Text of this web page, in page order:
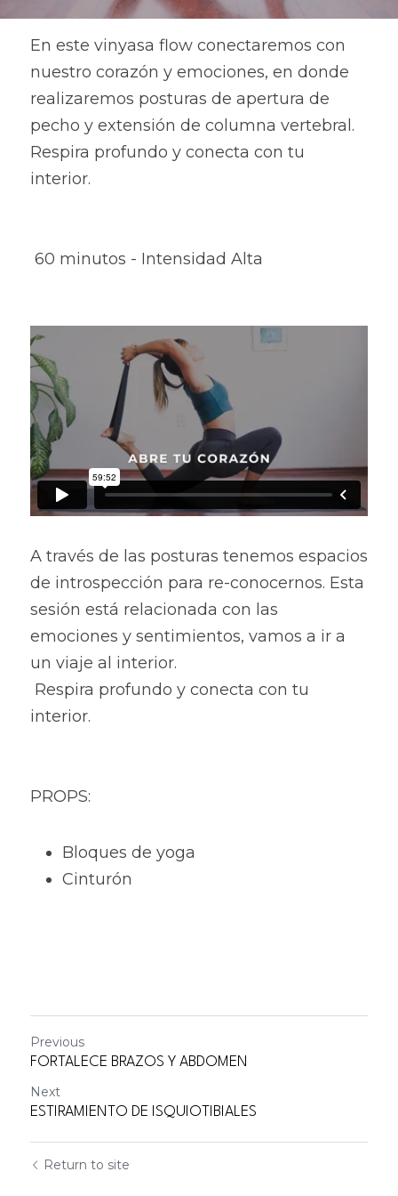
En este vinyasa flow conectaremos con
nuestro corazón y emociones, en donde
realizaremos posturas de apertura de
pecho y extensión de columna vertebral.
Respira profundo y conecta con tu
interior.
60 minutos - Intensidad Alta
A través de las posturas tenemos espacios
de introspección para re-conocernos. Esta
sesión está relacionada con las
emociones y sentimientos, vamos a ir a
un viaje al interior.
interior.
PROPS:
Bloques de yoga
Cinturón
Previous
FORTALECE BRAZOS Y ABDOMEN
Next
ESTIRAMIENTO DE ISQUIOTIBIALES
Return to site